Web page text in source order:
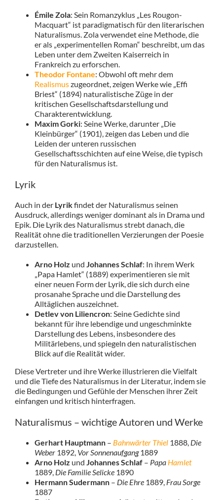
Émile Zola: Sein Romanzyklus „Les Rougon-
Macquart“ ist paradigmatisch für den literarischen
Naturalismus. Zola verwendet eine Methode, die
er als „experimentellen Roman“ beschreibt, um das
Leben unter dem Zweiten Kaiserreich in
Frankreich zu erforschen.
Theodor Fontane: Obwohl oft mehr dem
Realismuszugeordnet, zeigen Werke wie „Effi
Briest“ (1894) naturalistische Züge in der
kritischen Gesellschaftsdarstellung und
Charakterentwicklung.
Maxim Gorki: Seine Werke, darunter „Die
Kleinbürger“ (1901), zeigen das Leben und die
Leiden der unteren russischen
Gesellschaftsschichten auf eine Weise, die typisch
für den Naturalismus ist.
Lyrik
Auch in der Lyrikfindet der Naturalismus seinen
Ausdruck, allerdings weniger dominant als in Drama und
Epik. Die Lyrik des Naturalismus strebt danach, die
Realität ohne die traditionellen Verzierungen der Poesie
darzustellen.
Arno Holz und Johannes Schlaf: In ihrem Werk
„Papa Hamlet“ (1889) experimentieren sie mit
einer neuen Form der Lyrik, die sich durch eine
prosanahe Sprache und die Darstellung des
Alltäglichen auszeichnet.
Detlev von Liliencron: Seine Gedichte sind
bekannt für ihre lebendige und ungeschminkte
Darstellung des Lebens, insbesondere des
Militärlebens, und spiegeln den naturalistischen
Blick auf die Realität wider.
Diese Vertreter und ihre Werke illustrieren die Vielfalt
und die Tiefe des Naturalismus in der Literatur, indem sie
die Bedingungen und Gefühle der Menschen ihrer Zeit
einfangen und kritisch hinterfragen.
Naturalismus – wichtige Autoren und Werke
Gerhart Hauptmann– Bahnwärter Thiel1888, Die
Weber1892, Vor Sonnenaufgang1889
Arno Holz und Johannes Schlaf– Papa Hamlet
1889, Die Familie Selicke1890
Hermann Sudermann– Die Ehre1889, Frau Sorge
1887